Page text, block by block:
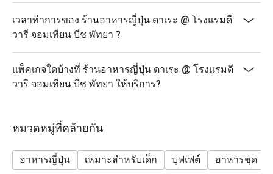
เวลาทำการของ ร้านอาหารญี่ปุ่น ดาเระ @ โรงแรมดี
วารี จอมเทียน บีช พัทยา ?
แพ็คเกจใดบ้างที่ ร้านอาหารญี่ปุ่น ดาเระ @ โรงแรมดี
วารี จอมเทียน บีช พัทยา ให้บริการ?
หมวดหมู่ที่คล้ายกัน
อาหารญี่ปุ่น เหมาะสำหรับเด็ก บุฟเฟต์ อาหารชุด